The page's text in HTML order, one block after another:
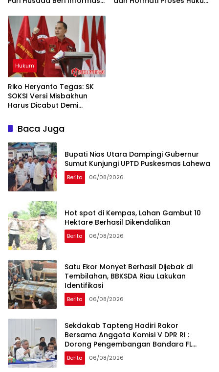
Hukum
Riko Heryanto Tegas: SK
SOKSI Versi Misbakhun
Harus Dicabut Demi
Baca Juga
Bupati Nias Utara Dampingi Gubernur
Sumut Kunjungi UPTD Puskesmas Lahewa
Berita 06/08/2026
Hot spot di Kempas, Lahan Gambut 10
Hektare Berhasil Dikendalikan
Berita 06/08/2026
Satu Ekor Monyet Berhasil Dijebak di
Tembilahan, BBKSDA Riau Lakukan
Identifikasi
Berita 06/08/2026
Sekdakab Tapteng Hadiri Rakor
Bersama Anggota Komisi V DPR RI :
Dorong Pengembangan Bandara FL
Tobing dan Pelabuhan Sibolga
Berita 06/08/2026